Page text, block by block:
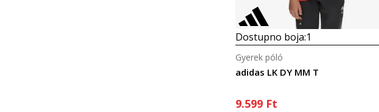
Dostupno boja:1
adidas LK DY MM T
Gyerek póló
9.599 Ft